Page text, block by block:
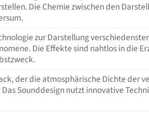
Die Chemie zwischen den
zur Darstellung
Die Effekte sind nahtlos in die
der die atmosphärische Dichte der
Sounddesign nutzt innovative